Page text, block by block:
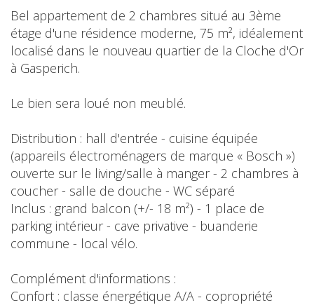
Bel appartement de 2 chambres situé au 3ème
étage d'une résidence moderne, 75 m², idéalement
localisé dans le nouveau quartier de la Cloche d'Or
à Gasperich.
Le bien sera loué non meublé.
Distribution : hall d'entrée - cuisine équipée
(appareils électroménagers de marque « Bosch »)
ouverte sur le living/salle à manger - 2 chambres à
coucher - salle de douche - WC séparé
Inclus : grand balcon (+/- 18 m²) - 1 place de
parking intérieur - cave privative - buanderie
commune - local vélo.
Complément d'informations :
Confort : classe énergétique A/A - copropriété